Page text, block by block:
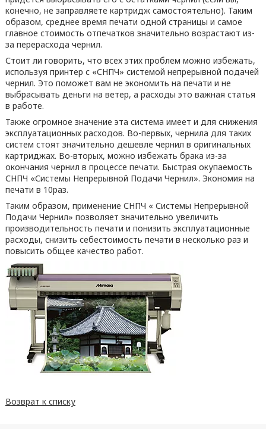
конечно, не заправляете картридж самостоятельно). Таким
образом, среднее время печати одной страницы и самое
главное стоимость отпечатков значительно возрастают из-
за перерасхода чернил.
Стоит ли говорить, что всех этих проблем можно избежать,
используя принтер с «СНПЧ» системой непрерывной подачей
чернил. Это поможет вам не экономить на печати и не
выбрасывать деньги на ветер, а расходы это важная статья
в работе.
Также огромное значение эта система имеет и для снижения
эксплуатационных расходов. Во-первых, чернила для таких
систем стоят значительно дешевле чернил в оригинальных
картриджах. Во-вторых, можно избежать брака из-за
окончания чернил в процессе печати. Быстрая окупаемость
СНПЧ «Системы Непрерывной Подачи Чернил». Экономия на
печати в 10раз.
Таким образом, применение СНПЧ « Системы Непрерывной
Подачи Чернил» позволяет значительно увеличить
производительность печати и понизить эксплуатационные
расходы, снизить себестоимость печати в несколько раз и
повысить общее качество работ.
Возврат к списку